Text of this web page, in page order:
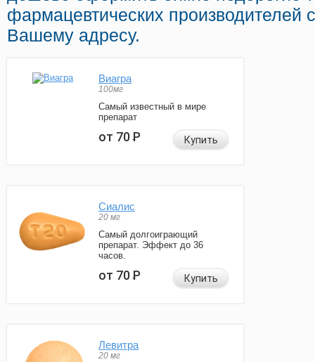
фармацевтических производителей
Вашему адресу.
Виагра
100мг
Самый известный в мире
препарат
от 70Р Купить
Сиалис
20 мг
Самый долгоиграющий
препарат. Эффект до 36
часов.
от 70Р Купить
Левитра
20 мг